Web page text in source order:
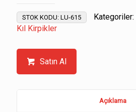
STOK KODU: LU-615 Kategoriler:
Kıl Kirpikler
Satın Al
Açıklama